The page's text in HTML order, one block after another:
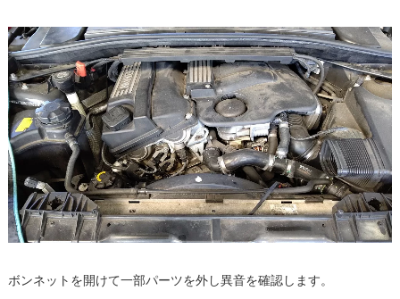
ボンネットを開けて一部パーツを外し異音を確認します。